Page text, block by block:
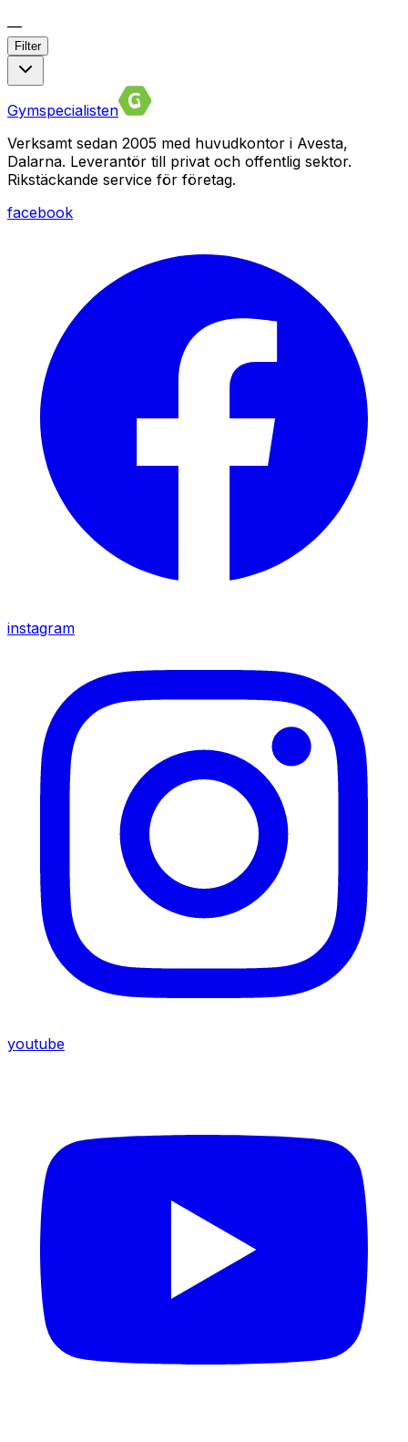
—
Filter
Gymspecialisten
Verksamt sedan 2005 med huvudkontor i Avesta,
Dalarna. Leverantör till privat och offentlig sektor.
Rikstäckande service för företag.
facebook
instagram
youtube